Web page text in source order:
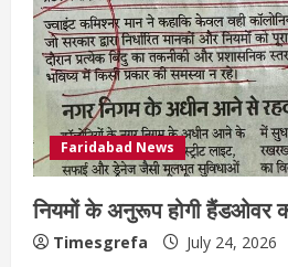
Faridabad News
नियमों के अनुरूप होगी हैंडओवर
Timesgrefa July 24, 2026